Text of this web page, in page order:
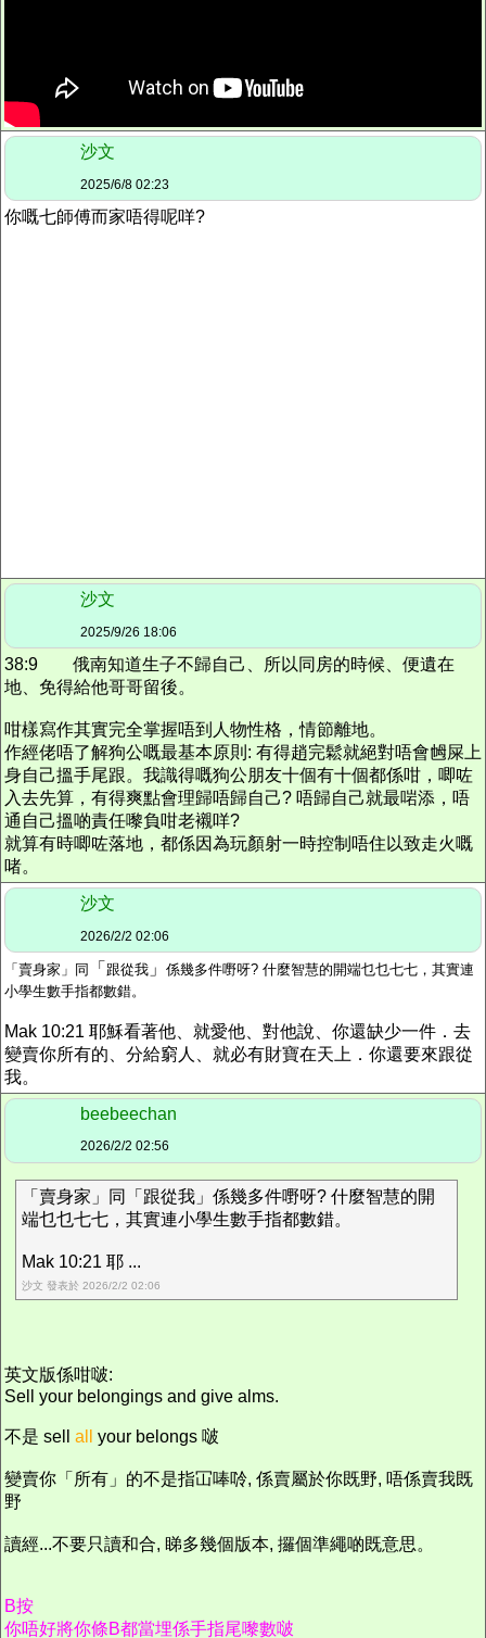
沙文
2025/6/8 02:23
你嘅七師傅而家唔得呢咩?
沙文
2025/9/26 18:06
38:9 俄南知道生子不歸自己、所以同房的時候、便遺在
地、免得給他哥哥留後。
咁樣寫作其實完全掌握唔到人物性格，情節離地。
作經佬唔了解狗公嘅最基本原則: 有得趙完鬆就絕對唔會乸屎上
身自己搵手尾跟。我識得嘅狗公朋友十個有十個都係咁，唧咗
入去先算，有得爽點會理歸唔歸自己? 唔歸自己就最啱添，唔
通自己搵啲責任嚟負咁老襯咩?
就算有時唧咗落地，都係因為玩顏射一時控制唔住 以致走火嘅
啫。
沙文
2026/2/2 02:06
「賣身家」同 「 跟從我 」 係幾多件嘢呀? 什麼智慧的開端乜乜七七，其實連
小學生數手指都數錯。
Mak 10:21 耶穌看著他、就愛他、對他說、你還缺少一件．去
變賣你所有的、分給窮人、就必有財寶在天上．你還要來跟從
我。
beebeechan
2026/2/2 02:56
「賣身家」同「跟從我」係幾多件嘢呀? 什麼智慧的開
端乜乜七七，其實連小學生數手指都數錯。
Mak 10:21 耶 ...
沙文 發表於 2026/2/2 02:06
英文版係咁啵:
Sell your belongings and give alms.
不是 sell all your belongs 啵
變賣你「所有」的不是指冚唪唥, 係賣屬於你既野, 唔係賣我既
野
讀經...不要只讀和合, 睇多幾個版本, 攞個準繩啲既意思。
B按
你唔好將你條B都當埋係手指尾嚟數啵